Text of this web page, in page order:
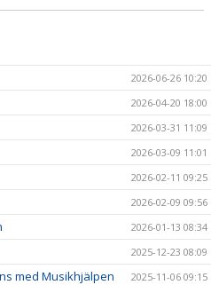
2026-06-26 10:20
2026-04-20 18:00
2026-03-31 11:09
2026-03-09 11:01
2026-02-11 09:25
2026-02-09 09:56
2026-01-13 08:34
2025-12-23 08:09
med Musikhjälpen 2025-11-06 09:15